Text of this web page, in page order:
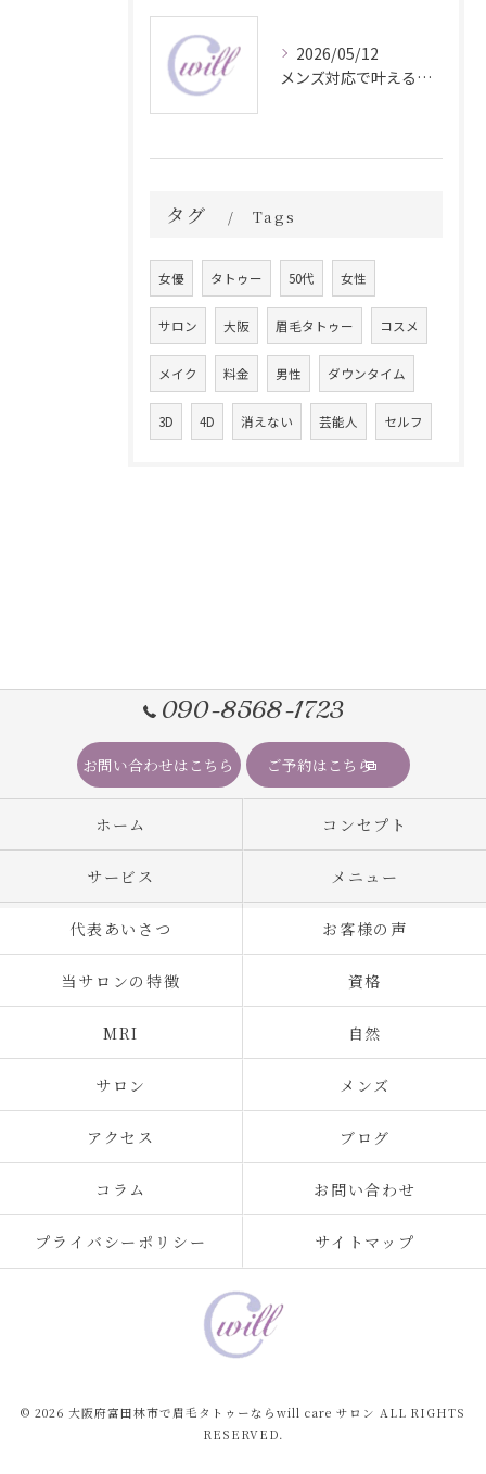
2026/05/12
メンズ対応で叶える自然な眉毛タトゥーの魅力
タグ Tags
女優 タトゥー 50代 女性
サロン 大阪 眉毛タトゥー コスメ
メイク 料金 男性 ダウンタイム
3D 4D 消えない 芸能人 セルフ
090-8568-1723
お問い合わせはこちら ご予約はこちら
ホーム コンセプト
サービス メニュー
代表あいさつ お客様の声
当サロンの特徴 資格
MRI 自然
サロン メンズ
アクセス ブログ
コラム お問い合わせ
プライバシーポリシー サイトマップ
© 2026 大阪府富田林市で眉毛タトゥーならwill care サロン ALL RIGHTS
RESERVED.